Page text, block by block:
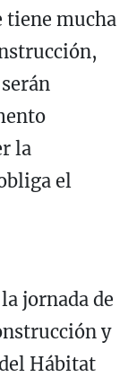
tiene mucha
la
el
jornada de
y
Hábitat